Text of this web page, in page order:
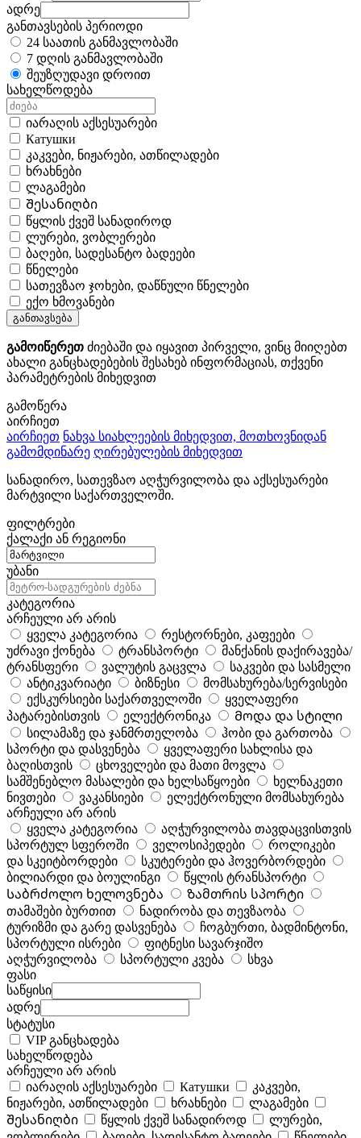
ადრე
განთავსების პერიოდი
24 საათის განმავლობაში
7 დღის განმავლობაში
შეუზღუდავი დროით
სახელწოდება
იარაღის აქსესუარები
Катушки
კაკვები, ნიჟარები, ათწილადები
ხრახნები
ლაგამები
Შესანიღბი
წყლის ქვეშ სანადიროდ
ლურები, ვობლერები
ბაღები, სადესანტო ბადეები
წნელები
სათევზაო ჯოხები, დაწნული წნელები
ექო ხმოვანები
განთავსება
გამოიწერეთ ძიებაში და იყავით პირველი, ვინც მიიღებთ
ახალი განცხადებების შესახებ ინფორმაციას, თქვენი
პარამეტრების მიხედვით
გამოწერა
აირჩიეთ
აირჩიეთ ნახვა სიახლეების მიხედვით, მოთხოვნიდან
გამომდინარე ღირებულების მიხედვით
სანადირო, სათევზაო აღჭურვილობა და აქსესუარები
მარტვილი საქართველოში.
ფილტრები
ქალაქი ან რეგიონი
უბანი
კატეგორია
არჩეული არ არის
ყველა კატეგორია
რესტორნები, კაფეები
უძრავი ქონება
ტრანსპორტი
მანქანის დაქირავება/
ტრანსფერი
ვალუტის გაცვლა
საკვები და სასმელი
ანტიკვარიატი
ბიზნესი
მომსახურება/სერვისები
ექსკურსიები საქართველოში
ყველაფერი
პატარებისთვის
ელექტრონიკა
Მოდა და სტილი
სილამაზე და ჯანმრთელობა
ჰობი და გართობა
სპორტი და დასვენება
ყველაფერი სახლისა და
ბაღისთვის
ცხოველები და მათი მოვლა
სამშენებლო მასალები და ხელსაწყოები
ხელნაკეთი
ნივთები
ვაკანსიები
ელექტრონული მომსახურება
არჩეული არ არის
ყველა კატეგორია
აღჭურვილობა თავდაცვისთვის
სპორტულ სფეროში
ველოსიპედები
როლიკები
და სკეიტბორდები
სკუტერები და ჰოვერბორდები
ბილიარდი და ბოულინგი
წყლის ტრანსპორტი
Საბრძოლო ხელოვნება
Ზამთრის სპორტი
თამაშები ბურთით
ნადირობა და თევზაობა
ტურიზმი და გარე დასვენება
ჩოგბურთი, ბადმინტონი,
სპორტული ისრები
ფიტნესი სავარჯიშო
აღჭურვილობა
სპორტული კვება
სხვა
ფასი
საწყისი
ადრე
სტატუსი
VIP განცხადება
სახელწოდება
არჩეული არ არის
იარაღის აქსესუარები
Катушки
კაკვები,
ნიჟარები, ათწილადები
ხრახნები
ლაგამები
Შესანიღბი
წყლის ქვეშ სანადიროდ
ლურები,